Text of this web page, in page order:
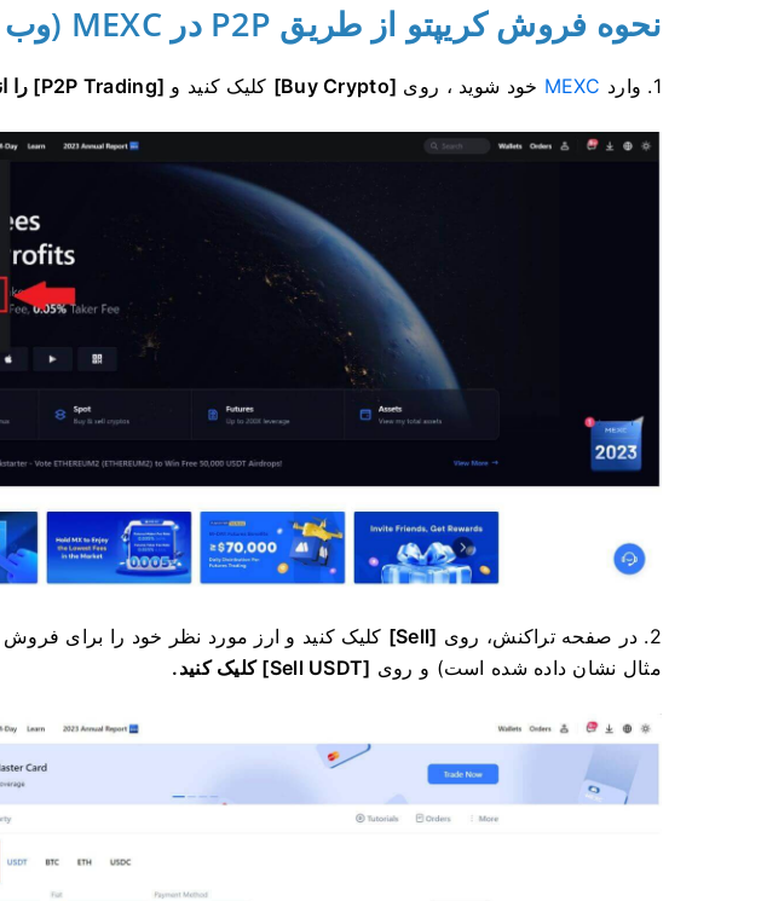
نحوه فروش کریپتو از طریق P2P در MEXC (وب سایت)
1. وارد MEXC خود شوید ، روی [Buy Crypto] کلیک کنید و [P2P Trading] را انتخاب کنید.
2. در صفحه تراکنش، روی [Sell]
مثال نشان داده شده است) و روی [Sell USDT] کلیک کنید.